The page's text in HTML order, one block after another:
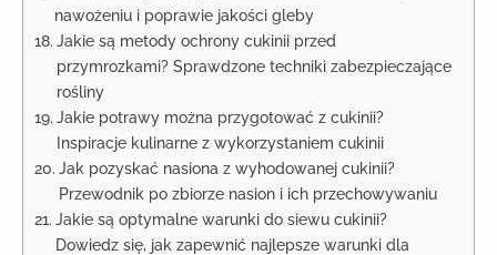
nawożeniu i poprawie jakości gleby
Jakie są metody ochrony cukinii przed
przymrozkami? Sprawdzone techniki zabezpieczające
rośliny
Jakie potrawy można przygotować z cukinii?
Inspiracje kulinarne z wykorzystaniem cukinii
Jak pozyskać nasiona z wyhodowanej cukinii?
Przewodnik po zbiorze nasion i ich przechowywaniu
Jakie są optymalne warunki do siewu cukinii?
Dowiedz się, jak zapewnić najlepsze warunki dla